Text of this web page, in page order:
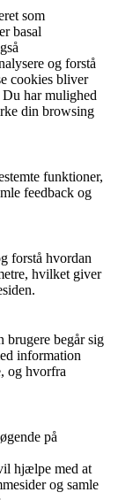
som
basal
og forstå
cookies bliver
har mulighed
din browsing
funktioner,
feedback og
forstå hvordan
hvilket giver
brugere begår sig
information
og hvorfra
på
hjælpe med at
og samle